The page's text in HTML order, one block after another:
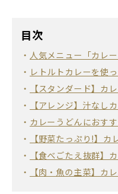
目次
人気メニュー「カレ
レトルトカレーを使
【スタンダード】カ
【アレンジ】汁なし
カレーうどんにおす
【野菜たっぷり!】
【食べごたえ抜群】
【肉・魚の主菜】カ